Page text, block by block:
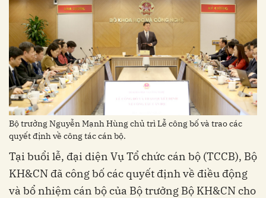
Bộ trưởng Nguyễn Mạnh Hùng chủ trì Lễ công bố và trao các
quyết định về công tác cán bộ.
Tại buổi lễ, đại diện Vụ Tổ chức cán bộ (TCCB), Bộ
KH&CN đã công bố các quyết định về điều động
và bổ nhiệm cán bộ của Bộ trưởng Bộ KH&CN cho